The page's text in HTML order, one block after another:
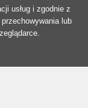
usług i zgodnie z
lub